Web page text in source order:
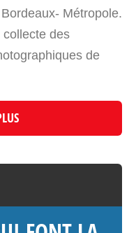
Métropole.
collecte des
de